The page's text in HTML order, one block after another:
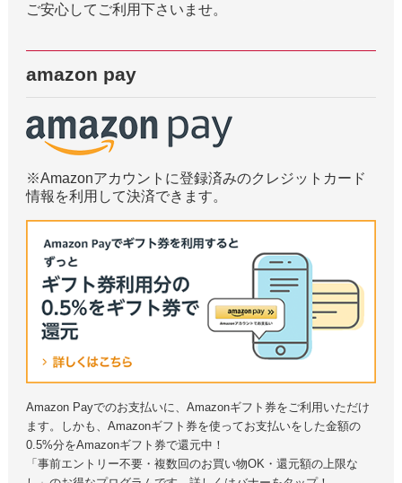
ご安心してご利用下さいませ。
amazon pay
※Amazonアカウントに登録済みのクレジットカード
情報を利用して決済できます。
Amazon Payでのお支払いに、Amazonギフト券をご利用いただけ
ます。しかも、Amazonギフト券を使ってお支払いをした金額の
0.5%分をAmazonギフト券で還元中！
「事前エントリー不要・複数回のお買い物OK・還元額の上限な